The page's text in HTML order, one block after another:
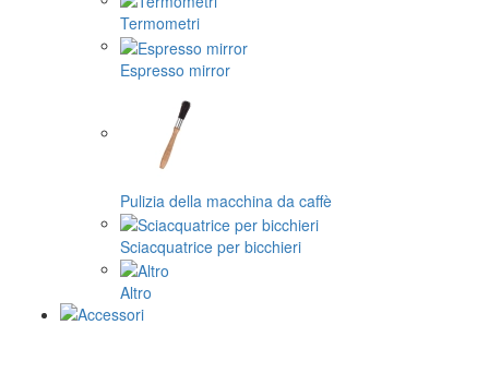
Termometri
Espresso mirror
Pulizia della macchina da caffè
Sciacquatrice per bicchieri
Altro